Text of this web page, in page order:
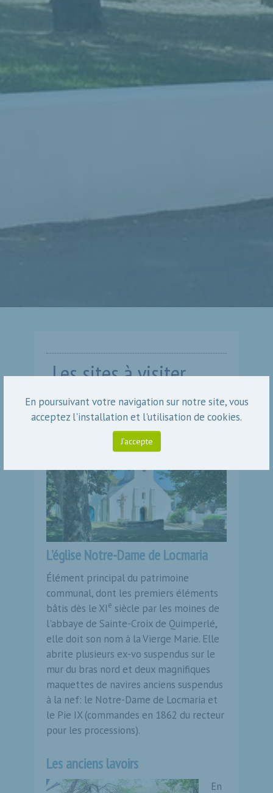
En poursuivant votre navigation sur notre site, vous
acceptez l'installation et l'utilisation de cookies.
J’accepte
Les sites à visiter
L’église Notre-Dame de Locmaria
Élément principal du patrimoine
communal, dont les premiers éléments
bâtis dès le XIe siècle par les moines de
l'abbaye de Sainte-Croix de Quimperlé,
elle doit son nom à la Vierge Marie. Elle
abrite plusieurs ex-vo suspendus sur le
mur du bras nord et deux magnifiques
maquettes de navires anciens suspendus
à la nef: le Notre-Dame de Locmaria et
le Pie IX (commandes en 1862 du recteur
pour les processions).
Les anciens lavoirs
En